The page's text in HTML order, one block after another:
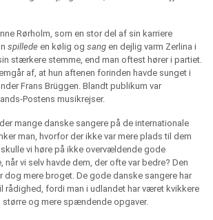
Rørholm, som en stor del af sin karriere
spillede en kølig og sang en dejlig varm Zerlina i
stærkere stemme, end man oftest hører i partiet.
af, at hun aftenen forinden havde sunget i
Frans Brüggen. Blandt publikum var
Postens musikrejser.
mange danske sangere på de internationale
man, hvorfor der ikke var mere plads til dem
vi høre på ikke overvældende gode
når vi selv havde dem, der ofte var bedre? Den
dog mere broget. De gode danske sangere har
rådighed, fordi man i udlandet har været kvikkere
større og mere spændende opgaver.